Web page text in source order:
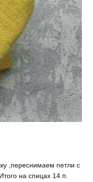
,переснимаем петли с
на спицах 14 п.